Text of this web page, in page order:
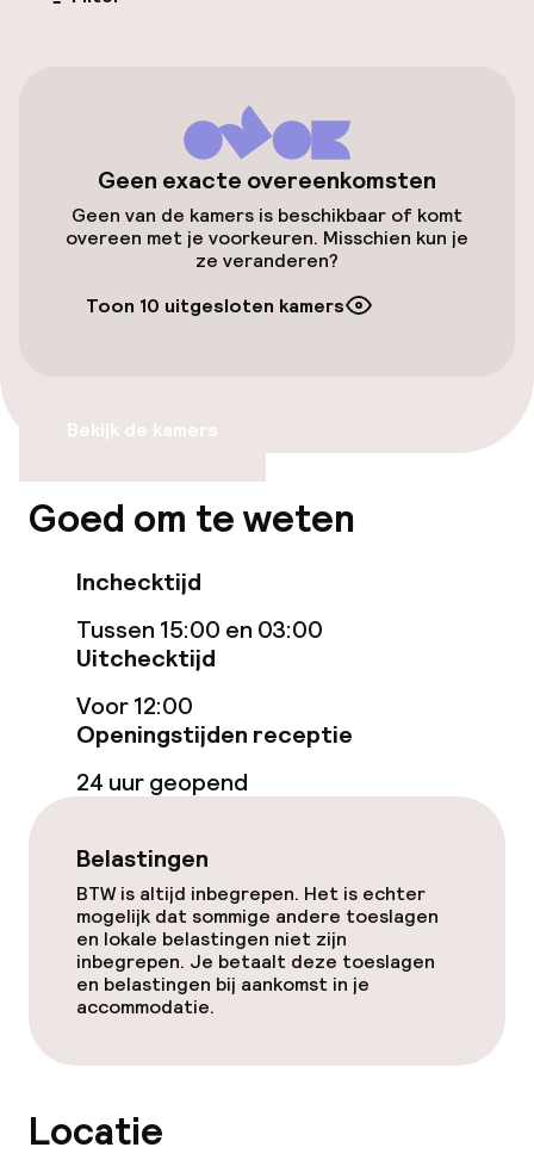
Lift
Zwemmen & wellness
Fitnessruimte / gym
Gratis wifi
Eet- en drinkgelegenheden
Restaurant
Bar
Eet- en drinkdiensten
Roomservice
Schoonmaakvoorzieningen
Wasservice
Zakelijke faciliteiten
Beleid
Geen exacte overeenkomsten
Geen van de kamers is beschikbaar of komt
overeen met je voorkeuren. Misschien kun je
ze veranderen?
Toon 10 uitgesloten kamers
Bekijk de kamers
Goed om te weten
Inchecktijd
Tussen 15:00 en 03:00
Uitchecktijd
Voor 12:00
Openingstijden receptie
24 uur geopend
Belastingen
BTW is altijd inbegrepen. Het is echter
mogelijk dat sommige andere toeslagen
en lokale belastingen niet zijn
inbegrepen. Je betaalt deze toeslagen
en belastingen bij aankomst in je
accommodatie.
Locatie